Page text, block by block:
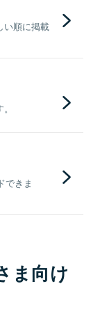
い順に掲載
できま
ま向け